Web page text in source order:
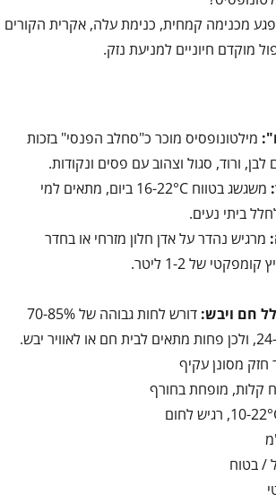
מכנימה קמחית, כנימת עלה, אקרית הקורים
מוקדם חיוניים למניעת נזק.
מילטונופסיס מוכר כ"סחלב הפנסי" בזכות
לבן, ורוד, סגול וצהוב עם פסים ונקודות.
משגשג בטווח 16-22°C ביום, מתאים למי
ביתי נעים.
מרגיש נהדר על אדן חלון מזרחי או בחדר
של 1-2 ליטר.
חם ויבש:
דורש לחות גבוהה של 70-85%
חזק מסונן עקיף
קלות, מופחת בחורף
/ בטוח